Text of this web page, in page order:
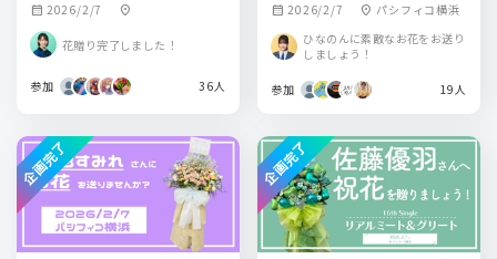
calendar_month 2026/2/7 location_on
花贈り完了しました！
参加 36人
calendar_month 2026/2/7 location_on パシフィコ横浜
ひなのんに素敵なお花をお送り
しましょう！
参加 19人
企画完了 企画完了